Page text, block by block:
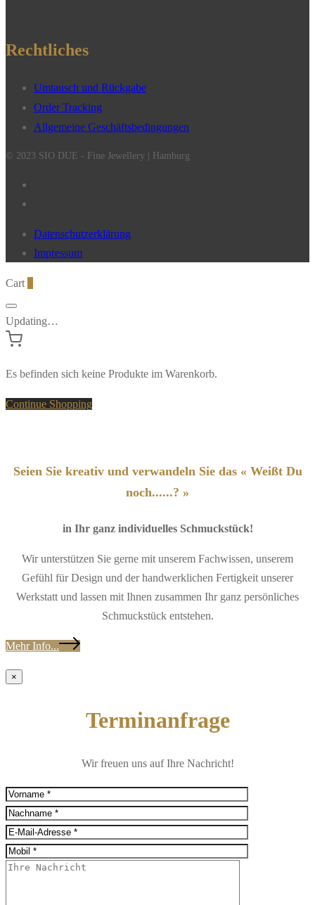
Rechtliches
Umtausch und Rückgabe
Order Tracking
Allgemeine Geschäftsbedingungen
© 2023 SIO DUE - Fine Jewellery | Hamburg
Datenschutzerklärung
Impressum
Cart
Updating…
Es befinden sich keine Produkte im Warenkorb.
Continue Shopping
Seien Sie kreativ und verwandeln Sie das « Weißt Du
noch......? »
in Ihr ganz individuelles Schmuckstück!
Wir unterstützen Sie gerne mit unserem Fachwissen, unserem
Gefühl für Design und der handwerklichen Fertigkeit unserer
Werkstatt und lassen mit Ihnen zusammen Ihr ganz persönliches
Schmuckstück entstehen.
Mehr Info...
×
Terminanfrage
Wir freuen uns auf Ihre Nachricht!